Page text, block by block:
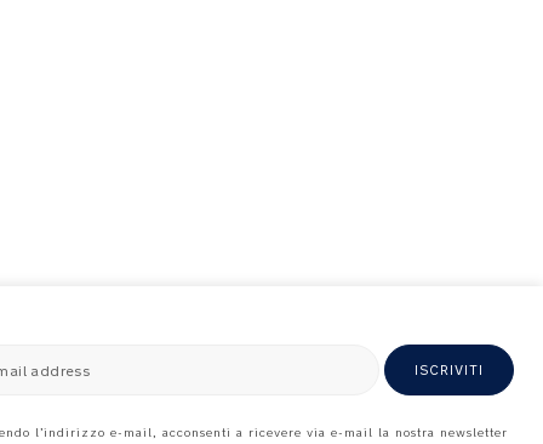
address ISCRIVITI
l’indirizzo e-mail, acconsenti a ricevere via e-mail la nostra newsletter